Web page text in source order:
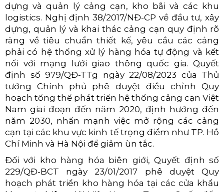
dựng và quản lý cảng cạn, kho bãi và các khu
logistics. Nghị định 38/2017/NĐ-CP về đầu tư, xây
dựng, quản lý và khai thác cảng cạn quy định rõ
ràng về tiêu chuẩn thiết kế, yêu cầu các cảng
phải có hệ thống xử lý hàng hóa tự động và kết
nối với mạng lưới giao thông quốc gia. Quyết
định số 979/QĐ-TTg ngày 22/08/2023 của Thủ
tướng Chính phủ phê duyệt điều chỉnh Quy
hoạch tổng thể phát triển hệ thống cảng cạn Việt
Nam giai đoạn đến năm 2020, định hướng đến
năm 2030, nhấn mạnh việc mở rộng các cảng
cạn tại các khu vực kinh tế trọng điểm như TP. Hồ
Chí Minh và Hà Nội để giảm ùn tắc.
Đối với kho hàng hóa biên giới, Quyết định số
229/QĐ-BCT ngày 23/01/2017 phê duyệt Quy
hoạch phát triển kho hàng hóa tại các cửa khẩu